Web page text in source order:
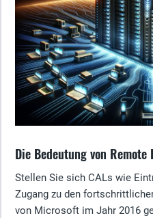
Die Bedeutung von Remote
Stellen Sie sich CALs wie
Zugang zu den
von Microsoft im Jahr 2016